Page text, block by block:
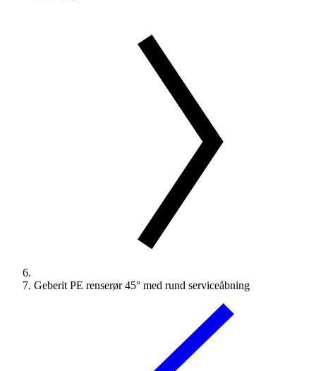
Geberit PE renserør 45° med rund serviceåbning